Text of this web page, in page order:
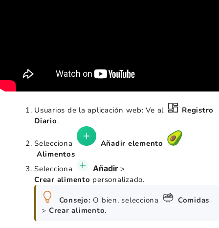
Usuarios de la aplicación web: Ve al
Registro
Diario.
Selecciona
Añadir elemento
Alimentos
Selecciona
Añadir >
Crear alimento personalizado.
Consejo: O bien, selecciona
Comidas
> Crear alimento.